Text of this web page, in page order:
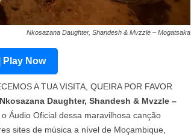
Nkosazana Daughter, Shandesh & Mvzzle – Mogatsaka
Play Now
A TUA VISITA, QUEIRA POR FAVOR
Daughter, Shandesh & Mvzzle –
o Áudio Oficial dessa maravilhosa canção
sites de música a nível de Moçambique,